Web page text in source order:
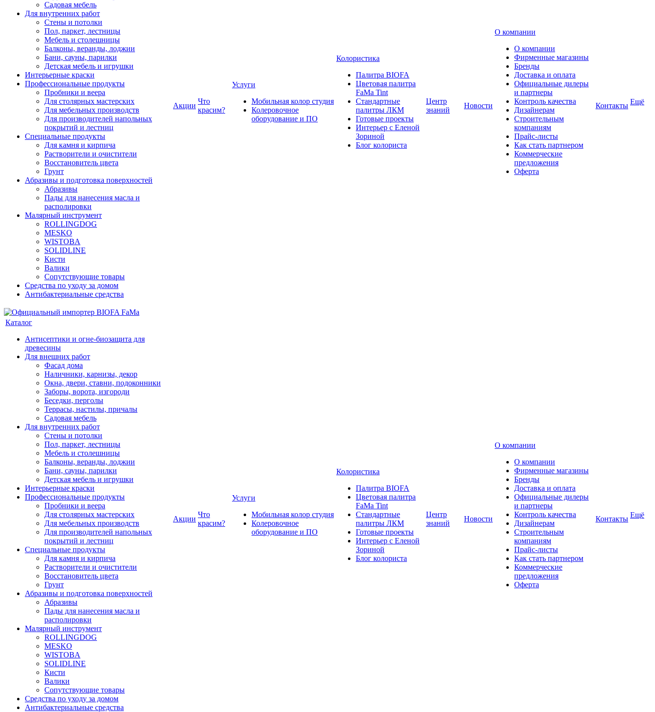
Садовая мебель
Для внутренних работ
Стены и потолки
Пол, паркет, лестницы
Мебель и столешницы
Балконы, веранды, лоджии
Бани, сауны, парилки
Детская мебель и игрушки
Интерьерные краски
Профессиональные продукты
Пробники и веера
Для столярных мастерских
Для мебельных производств
Для производителей напольных
покрытий и лестниц
Специальные продукты
Для камня и кирпича
Растворители и очистители
Восстановитель цвета
Грунт
Абразивы и подготовка поверхностей
Абразивы
Пады для нанесения масла и
располировки
Малярный инструмент
ROLLINGDOG
MESKO
WISTOBA
SOLIDLINE
Кисти
Валики
Сопутствующие товары
Средства по уходу за домом
Антибактериальные средства
Акции
Что
красим?
Услуги
Мобильная колор студия
Колеровочное
оборудование и ПО
Колористика
Палитра BIOFA
Цветовая палитра
FaMa Tint
Стандартные
палитры ЛКМ
Готовые проекты
Интерьер с Еленой
Зориной
Блог колориста
Центр
знаний
Новости
О компании
О компании
Фирменные магазины
Бренды
Доставка и оплата
Официальные дилеры
и партнеры
Контроль качества
Дизайнерам
Строительным
компаниям
Прайс-листы
Как стать партнером
Коммерческие
предложения
Оферта
Контакты Ещё
Каталог
Антисептики и огне-биозащита для
древесины
Для внешних работ
Фасад дома
Наличники, карнизы, декор
Окна, двери, ставни, подоконники
Заборы, ворота, изгороди
Беседки, перголы
Террасы, настилы, причалы
Садовая мебель
Для внутренних работ
Стены и потолки
Пол, паркет, лестницы
Мебель и столешницы
Балконы, веранды, лоджии
Бани, сауны, парилки
Детская мебель и игрушки
Интерьерные краски
Профессиональные продукты
Пробники и веера
Для столярных мастерских
Для мебельных производств
Для производителей напольных
покрытий и лестниц
Специальные продукты
Для камня и кирпича
Растворители и очистители
Восстановитель цвета
Грунт
Абразивы и подготовка поверхностей
Абразивы
Пады для нанесения масла и
располировки
Малярный инструмент
ROLLINGDOG
MESKO
WISTOBA
SOLIDLINE
Кисти
Валики
Сопутствующие товары
Средства по уходу за домом
Антибактериальные средства
Акции
Что
красим?
Услуги
Мобильная колор студия
Колеровочное
оборудование и ПО
Колористика
Палитра BIOFA
Цветовая палитра
FaMa Tint
Стандартные
палитры ЛКМ
Готовые проекты
Интерьер с Еленой
Зориной
Блог колориста
Центр
знаний
Новости
О компании
О компании
Фирменные магазины
Бренды
Доставка и оплата
Официальные дилеры
и партнеры
Контроль качества
Дизайнерам
Строительным
компаниям
Прайс-листы
Как стать партнером
Коммерческие
предложения
Оферта
Контакты Ещё